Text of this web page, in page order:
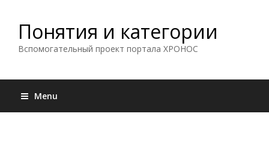
Понятия и категории
Вспомогательный проект портала ХРОНОС
Menu